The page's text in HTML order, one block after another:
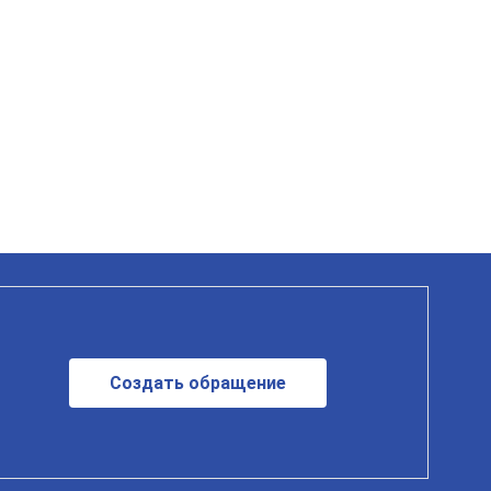
Создать обращение